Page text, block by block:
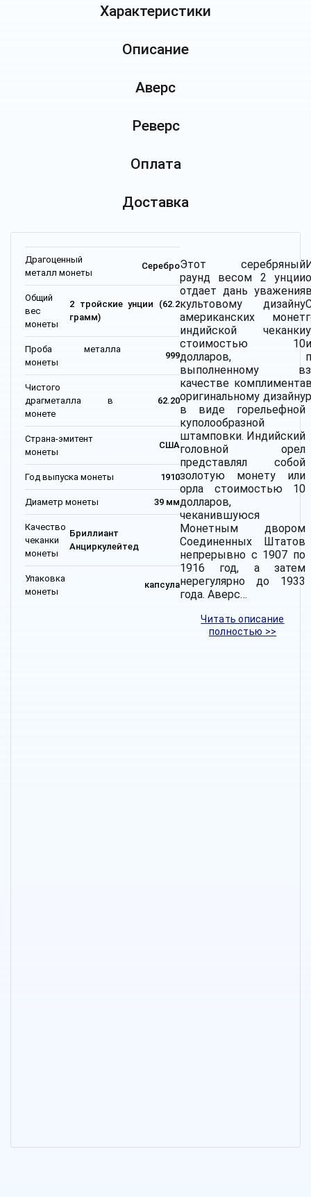
Характеристики
Описание
Аверс
Реверс
Оплата
Доставка
Драгоценный
металл монеты
Серебро
Общий
вес
монеты
2 тройские унции (62.2
грамм)
Проба металла
монеты
999
Чистого
драгметалла в
монете
62.20
Страна-эмитент
монеты
США
Год выпуска монеты 1910
Диаметр монеты 39 мм
Качество
чеканки
монеты
Бриллиант
Анциркулейтед
Упаковка
монеты
капсула
Этот серебряный
раунд весом 2 унции
отдает дань уважения
культовому дизайну
американских монет
индийской чеканки
стоимостью 10
долларов,
выполненному в
качестве комплимента
оригинальному дизайну
в виде горельефной
куполообразной
штамповки. Индийский
головной орел
представлял собой
золотую монету или
орла стоимостью 10
долларов,
чеканившуюся
Монетным двором
Соединенных Штатов
непрерывно с 1907 по
1916 год, а затем
нерегулярно до 1933
года. Аверс…
Читать описание
полностью >>